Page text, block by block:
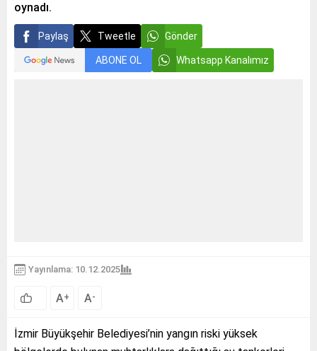
oynadı.
Paylaş Tweetle Gönder
ABONE OL Whatsapp Kanalımız
Yayınlama: 10.12.2025
A+ A-
İzmir Büyükşehir Belediyesi’nin yangın riski yüksek